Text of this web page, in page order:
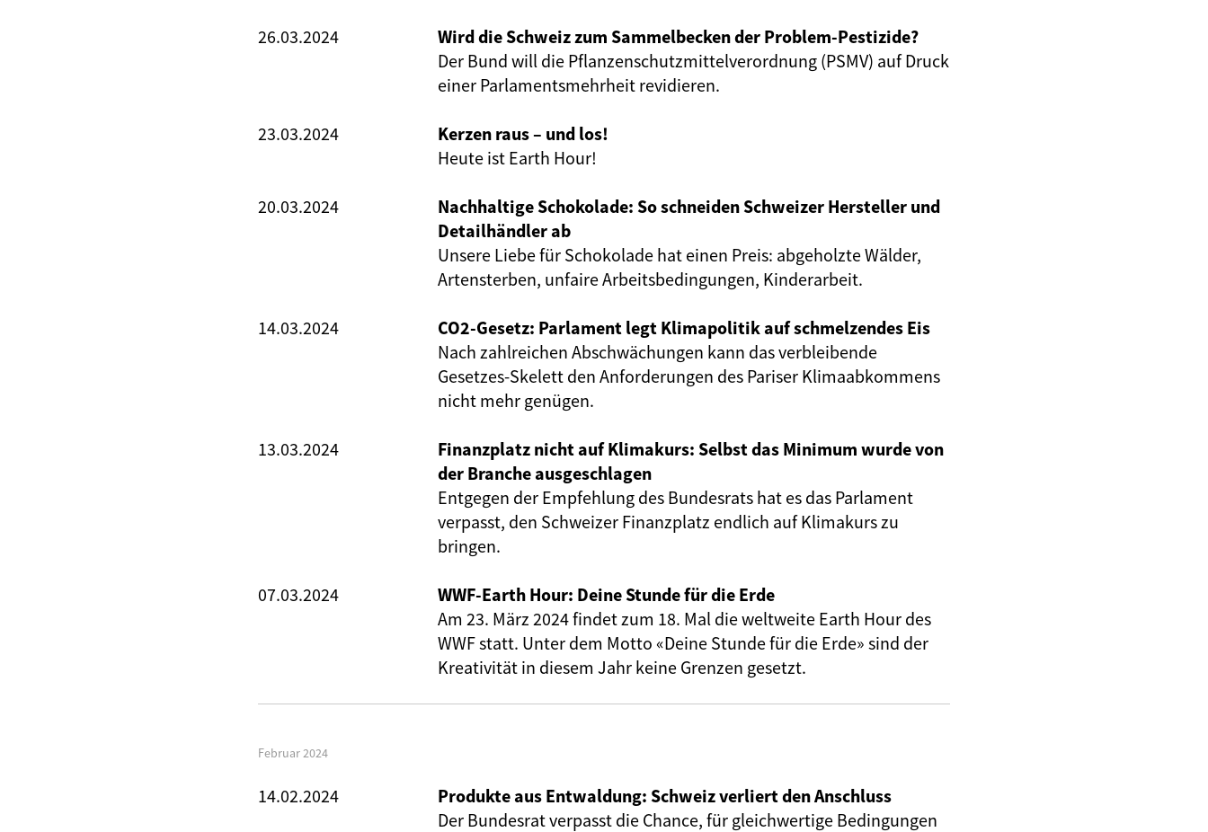
26.03.2024
Wird die Schweiz zum Sammelbecken der Problem-Pestizide?
Der Bund will die Pflanzenschutzmittelverordnung (PSMV) auf Druck
einer Parlamentsmehrheit revidieren.
23.03.2024
Kerzen raus – und los!
Heute ist Earth Hour!
20.03.2024
Nachhaltige Schokolade: So schneiden Schweizer Hersteller und
Detailhändler ab
Unsere Liebe für Schokolade hat einen Preis: abgeholzte Wälder,
Artensterben, unfaire Arbeitsbedingungen, Kinderarbeit.
14.03.2024
CO2-Gesetz: Parlament legt Klimapolitik auf schmelzendes Eis
Nach zahlreichen Abschwächungen kann das verbleibende
Gesetzes-Skelett den Anforderungen des Pariser Klimaabkommens
nicht mehr genügen.
13.03.2024
Finanzplatz nicht auf Klimakurs: Selbst das Minimum wurde von
der Branche ausgeschlagen
Entgegen der Empfehlung des Bundesrats hat es das Parlament
verpasst, den Schweizer Finanzplatz endlich auf Klimakurs zu
bringen.
07.03.2024
WWF-Earth Hour: Deine Stunde für die Erde
Am 23. März 2024 findet zum 18. Mal die weltweite Earth Hour des
WWF statt. Unter dem Motto «Deine Stunde für die Erde» sind der
Kreativität in diesem Jahr keine Grenzen gesetzt.
Februar 2024
14.02.2024
Produkte aus Entwaldung: Schweiz verliert den Anschluss
Der Bundesrat verpasst die Chance, für gleichwertige Bedingungen